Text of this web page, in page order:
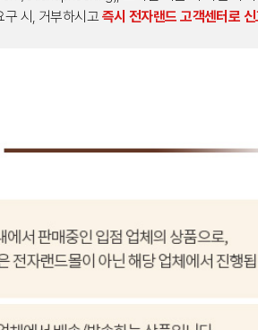
구 시, 거부하시고 즉시 전자랜드 고객센터로